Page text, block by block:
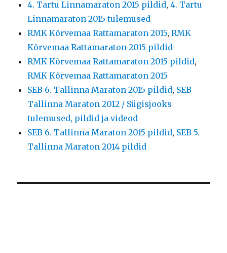
4. Tartu Linnamaraton 2015 pildid,4. Tartu
Linnamaraton 2015 tulemused
RMK Kõrvemaa Rattamaraton 2015,RMK
Kõrvemaa Rattamaraton 2015 pildid
RMK Kõrvemaa Rattamaraton 2015 pildid,
RMK Kõrvemaa Rattamaraton 2015
SEB 6. Tallinna Maraton 2015 pildid, SEB
Tallinna Maraton 2012 / Sügisjooks
tulemused, pildid ja videod
SEB 6. Tallinna Maraton 2015 pildid, SEB 5.
Tallinna Maraton 2014 pildid